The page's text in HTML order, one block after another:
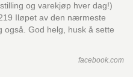
og varekjøp hver dag!)
Iløpet av den nærmeste
også. God helg, husk å sette
facebook.com